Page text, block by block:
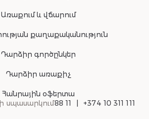
Առաքում և վճարում
քաղաքականություն
Դարձիր գործընկեր
Դարձիր առաքիչ
Հանրային օֆերտա
սպասարկում88 11 +374 10 311 111